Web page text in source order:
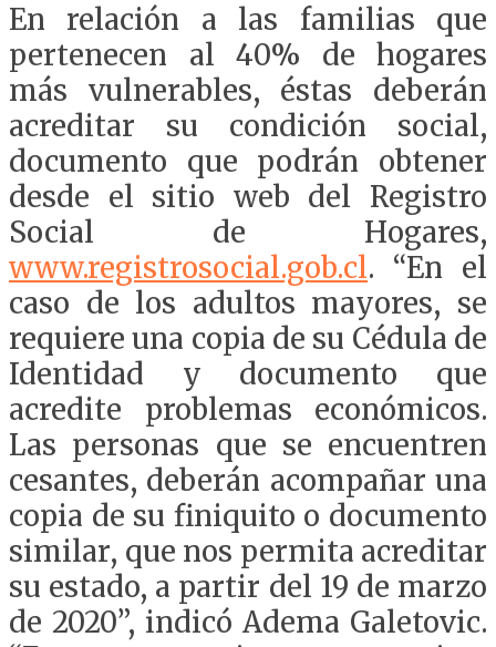
En relación a las familias que
pertenecen al 40% de hogares
más vulnerables, éstas deberán
acreditar su condición social,
documento que podrán obtener
desde el sitio web del Registro
Social de Hogares,
www.registrosocial.gob.cl. “En el
caso de los adultos mayores, se
requiere una copia de su Cédula de
Identidad y documento que
acredite problemas económicos.
Las personas que se encuentren
cesantes, deberán acompañar una
copia de su finiquito o documento
similar, que nos permita acreditar
su estado, a partir del 19 de marzo
de 2020”, indicó Adema Galetovic.